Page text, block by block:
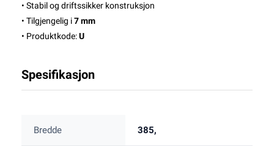
• Stabil og driftssikker konstruksjon
• Tilgjengelig i7 mm
• Produktkode:U
Spesifikasjon
Bredde 385,